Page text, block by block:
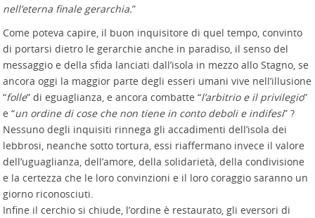
nell’eterna finale gerarchia.”
Come poteva capire, il buon inquisitore di quel tempo, convinto
di portarsi dietro le gerarchie anche in paradiso, il senso del
messaggio e della sfida lanciati dall’isola in mezzo allo Stagno, se
ancora oggi la maggior parte degli esseri umani vive nell’illusione
“folle” di eguaglianza, e ancora combatte “l’arbitrio e il privilegio”
e “un ordine di cose che non tiene in conto deboli e indifesi” ?
Nessuno degli inquisiti rinnega gli accadimenti dell’isola dei
lebbrosi, neanche sotto tortura, essi riaffermano invece il valore
dell’uguaglianza, dell’amore, della solidarietà, della condivisione
e la certezza che le loro convinzioni e il loro coraggio saranno un
giorno riconosciuti.
Infine il cerchio si chiude, l’ordine è restaurato, gli eversori di